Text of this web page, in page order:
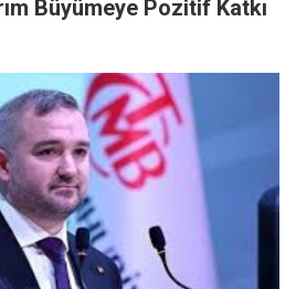
Büyümeye Pozitif Katkı